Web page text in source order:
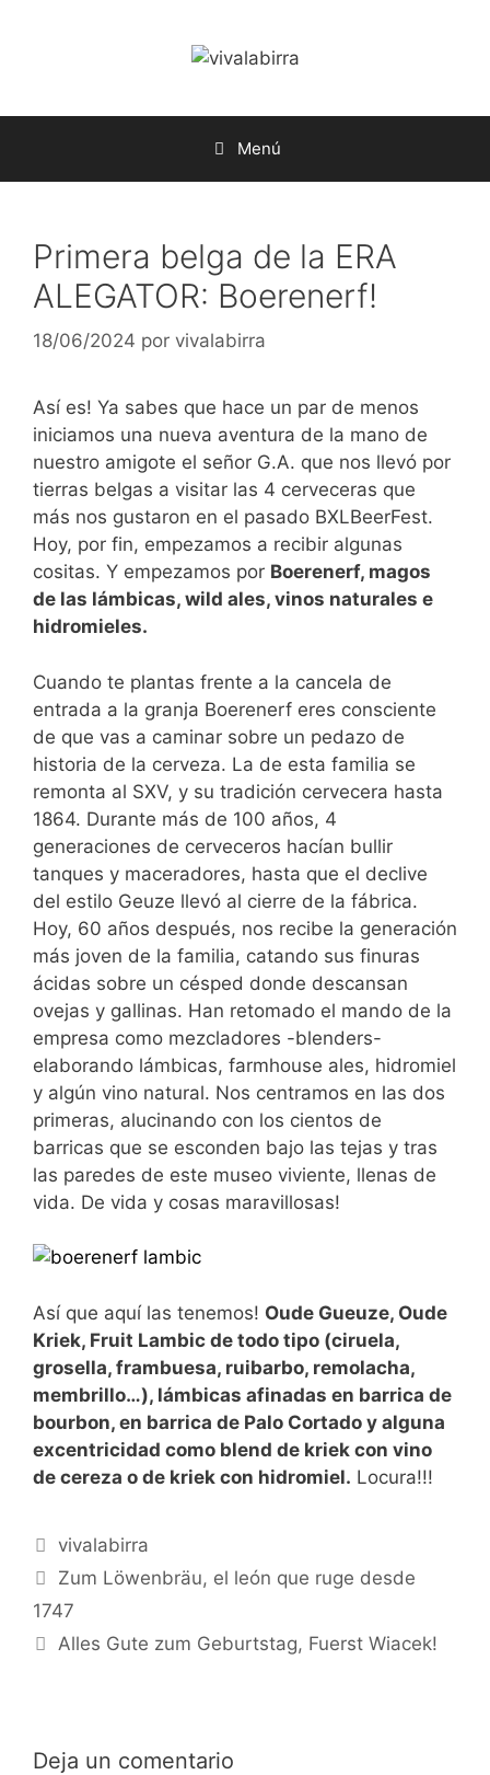
Menú
Primera belga de la ERA
ALEGATOR: Boerenerf!
18/06/2024 por vivalabirra
Así es! Ya sabes que hace un par de menos
iniciamos una nueva aventura de la mano de
nuestro amigote el señor G.A. que nos llevó por
tierras belgas a visitar las 4 cerveceras que
más nos gustaron en el pasado BXLBeerFest.
Hoy, por fin, empezamos a recibir algunas
cositas. Y empezamos por Boerenerf, magos
de las lámbicas, wild ales, vinos naturales e
hidromieles.
Cuando te plantas frente a la cancela de
entrada a la granja Boerenerf eres consciente
de que vas a caminar sobre un pedazo de
historia de la cerveza. La de esta familia se
remonta al SXV, y su tradición cervecera hasta
1864. Durante más de 100 años, 4
generaciones de cerveceros hacían bullir
tanques y maceradores, hasta que el declive
del estilo Geuze llevó al cierre de la fábrica.
Hoy, 60 años después, nos recibe la generación
más joven de la familia, catando sus finuras
ácidas sobre un césped donde descansan
ovejas y gallinas. Han retomado el mando de la
empresa como mezcladores -blenders-
elaborando lámbicas, farmhouse ales, hidromiel
y algún vino natural. Nos centramos en las dos
primeras, alucinando con los cientos de
barricas que se esconden bajo las tejas y tras
las paredes de este museo viviente, llenas de
vida. De vida y cosas maravillosas!
Así que aquí las tenemos! Oude Gueuze, Oude
Kriek, Fruit Lambic de todo tipo (ciruela,
grosella, frambuesa, ruibarbo, remolacha,
membrillo…), lámbicas afinadas en barrica de
bourbon, en barrica de Palo Cortado y alguna
excentricidad como blend de kriek con vino
de cereza o de kriek con hidromiel. Locura!!!
Categorías
vivalabirra
Zum Löwenbräu, el león que ruge desde
1747
Alles Gute zum Geburtstag, Fuerst Wiacek!
Deja un comentario